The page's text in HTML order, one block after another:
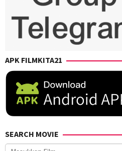
APK FILMKITA21
SEARCH MOVIE